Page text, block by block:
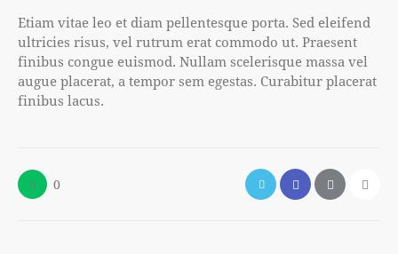
Etiam vitae leo et diam pellentesque porta. Sed eleifend
ultricies risus, vel rutrum erat commodo ut. Praesent
finibus congue euismod. Nullam scelerisque massa vel
augue placerat, a tempor sem egestas. Curabitur placerat
finibus lacus.
0